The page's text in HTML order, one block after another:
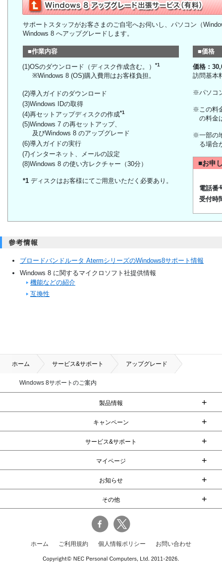
サポートスタッフがお客さまのご自宅へお伺いし、パソコン（
Windows 8 へアップグレードします。
■作業内容
(1)OSのダウンロード（ディスク作成含む。） *1
※Windows 8 (OS)購入費用はお客様負担。
(2)導入ガイドのダウンロード
(3)Windows IDの取得
(4)再セットアップディスクの作成*1
(5)Windows 7 の再セットアップ、
及びWindows 8 のアップグレード
(6)導入ガイドの実行
(7)インターネット、メールの設定
(8)Windows 8 の使い方レクチャー（30分）
*1 ディスクはお客様にてご用意いただく必要あり。
■価格
価格：
訪問基本
※パソコ
※この料
の料金
※一部の
る場合
■お申
電話番
受付時
ブロードバンドルータ AtermシリーズのWindows8サポート情報
Windows 8 に関するマイクロソフト社提供情報
機能などの紹介
互換性
ホーム サービス&サポート アップグレード
Windows 8サポートのご案内
製品情報 +
キャンペーン +
サービス&サポート +
マイページ +
お知らせ +
その他 +
ホーム ご利用規約 個人情報ポリシー お問い合わせ